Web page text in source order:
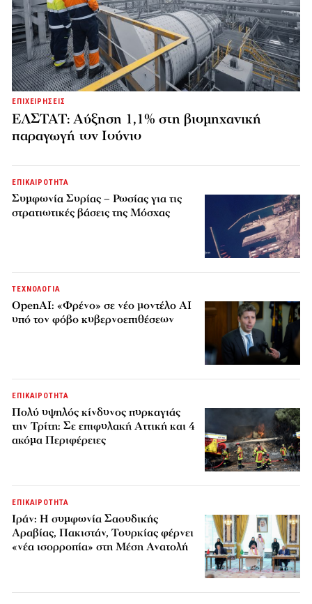
ΕΠΙΧΕΙΡΗΣΕΙΣ
ΕΛΣΤΑΤ: Αύξηση 1,1% στη βιομηχανική
παραγωγή τον Ιούνιο
ΕΠΙΚΑΙΡΟΤΗΤΑ
Συμφωνία Συρίας – Ρωσίας για τις
στρατιωτικές βάσεις της Μόσχας
ΤΕΧΝΟΛΟΓΙΑ
OpenAI: «Φρένο» σε νέο μοντέλο AI
υπό τον φόβο κυβερνοεπιθέσεων
ΕΠΙΚΑΙΡΟΤΗΤΑ
Πολύ υψηλός κίνδυνος πυρκαγιάς
την Τρίτη: Σε επιφυλακή Αττική και 4
ακόμα Περιφέρειες
ΕΠΙΚΑΙΡΟΤΗΤΑ
Ιράν: Η συμφωνία Σαουδικής
Αραβίας, Πακιστάν, Τουρκίας φέρνει
«νέα ισορροπία» στη Μέση Ανατολή